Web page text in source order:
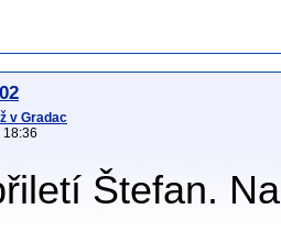
v Gradac
18:36
Štefan.